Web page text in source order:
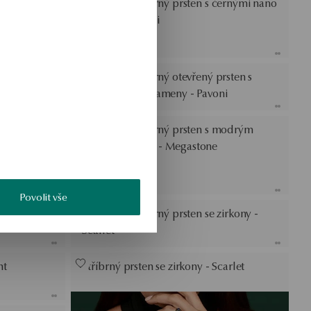
Povolit vše
Pozlacený stříbrný prsten s černými nano
kameny - Pavoni
Pozlacený stříbrný otevřený prsten s
černými nano kameny - Pavoni
Pozlacený stříbrný prsten s modrým
kamenem nano - Megastone
Pozlacený stříbrný prsten se zirkony -
Scarlet
Stříbrný prsten se zirkony - Scarlet